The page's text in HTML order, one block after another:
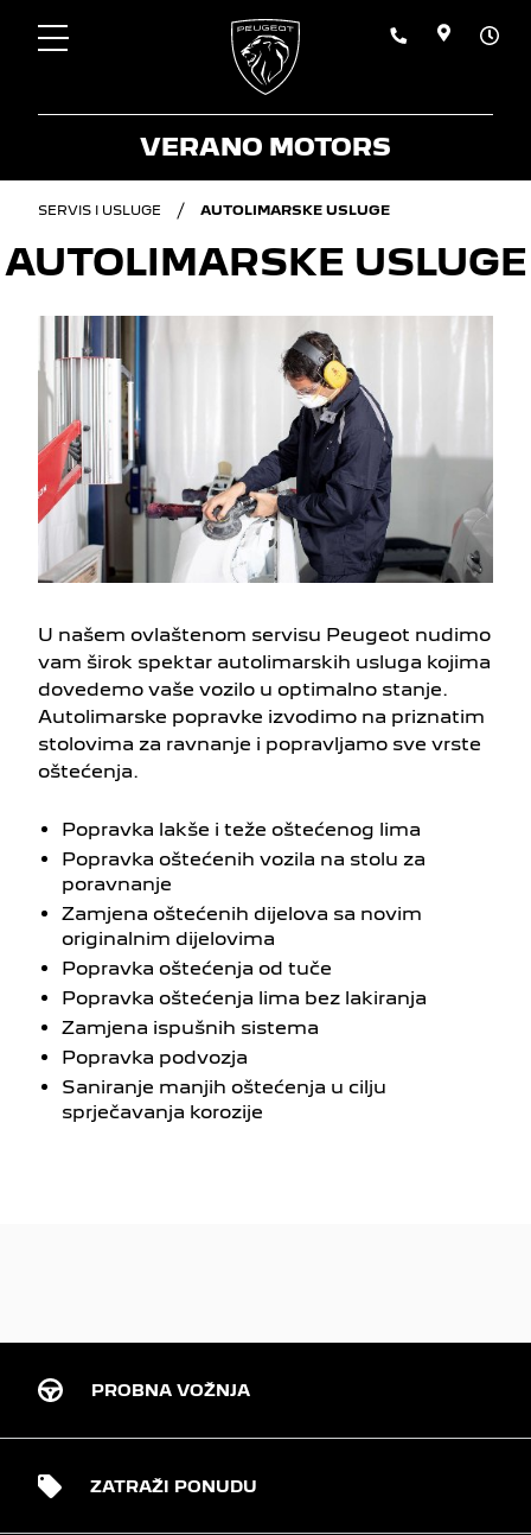
VERANO MOTORS
SERVIS I USLUGE AUTOLIMARSKE USLUGE
AUTOLIMARSKE USLUGE
U našem ovlaštenom servisu Peugeot nudimo
vam širok spektar autolimarskih usluga kojima
dovedemo vaše vozilo u optimalno stanje.
Autolimarske popravke izvodimo na priznatim
stolovima za ravnanje i popravljamo sve vrste
oštećenja.
Popravka lakše i teže oštećenog lima
Popravka oštećenih vozila na stolu za
poravnanje
Zamjena oštećenih dijelova sa novim
originalnim dijelovima
Popravka oštećenja od tuče
Popravka oštećenja lima bez lakiranja
Zamjena ispušnih sistema
Popravka podvozja
Saniranje manjih oštećenja u cilju
sprječavanja korozije
PROBNA VOŽNJA
ZATRAŽI PONUDU